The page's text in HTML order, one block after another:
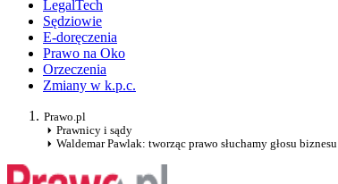
LegalTech
Sędziowie
E-doręczenia
Prawo na Oko
Orzeczenia
Zmiany w k.p.c.
Prawo.pl
Prawnicy i sądy
Waldemar Pawlak: tworząc prawo słuchamy głosu biznesu